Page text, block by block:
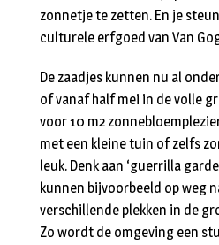
zonnetje te zetten. En je
culturele erfgoed van Van
De zaadjes kunnen nu al
of vanaf half mei in de volle
voor 10 m2
met een kleine tuin of zelfs
leuk. Denk aan ‘guerrilla
kunnen bijvoorbeeld op weg
verschillende plekken in de
Zo wordt de omgeving een